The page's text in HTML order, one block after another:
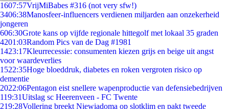
1607:57VrijMiBabes #316 (not very sfw!)
3406:38Manosfeer-influencers verdienen miljarden aan onzekerheid
jongeren
606:30Grote kans op vijfde regionale hittegolf met lokaal 35 graden
4201:03Random Pics van de Dag #1981
1423:17Kleurrecessie: consumenten kiezen grijs en beige uit angst
voor waardeverlies
1522:35Hoge bloeddruk, diabetes en roken vergroten risico op
dementie
2022:06Pentagon eist snellere wapenproductie van defensiebedrijven
119:31Uitslag sc Heerenveen - FC Twente
219:28Vollering breekt Niewiadoma op slotklim en pakt tweede